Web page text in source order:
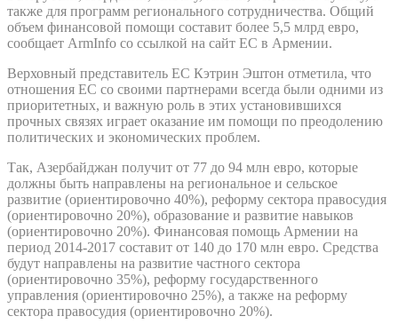
также для программ регионального сотрудничества. Общий
объем финансовой помощи составит более 5,5 млрд евро,
сообщает ArmInfo со ссылкой на сайт ЕС в Армении.
Верховный представитель ЕС Кэтрин Эштон отметила, что
отношения ЕС со своими партнерами всегда были одними из
приоритетных, и важную роль в этих установившихся
прочных связях играет оказание им помощи по преодолению
политических и экономических проблем.
Так, Азербайджан получит от 77 до 94 млн евро, которые
должны быть направлены на региональное и сельское
развитие (ориентировочно 40%), реформу сектора правосудия
(ориентировочно 20%), образование и развитие навыков
(ориентировочно 20%). Финансовая помощь Армении на
период 2014-2017 составит от 140 до 170 млн евро. Средства
будут направлены на развитие частного сектора
(ориентировочно 35%), реформу государственного
управления (ориентировочно 25%), а также на реформу
сектора правосудия (ориентировочно 20%).